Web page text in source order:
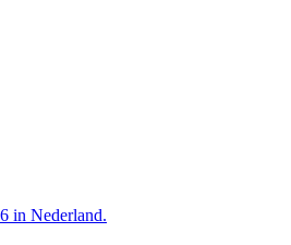
in Nederland.